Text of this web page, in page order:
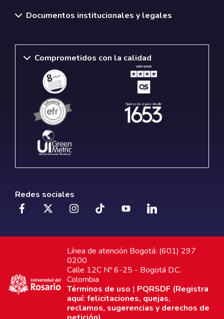
Documentos institucionales y legales
Comprometidos con la calidad
Redes sociales
Línea de atención Bogotá: (601) 297
0200
Calle 12C Nº 6-25 - Bogotá D.C.
Colombia
Términos de uso | PQRSDF (Registra
aquí: felicitaciones, quejas,
reclamos, sugerencias y derechos de